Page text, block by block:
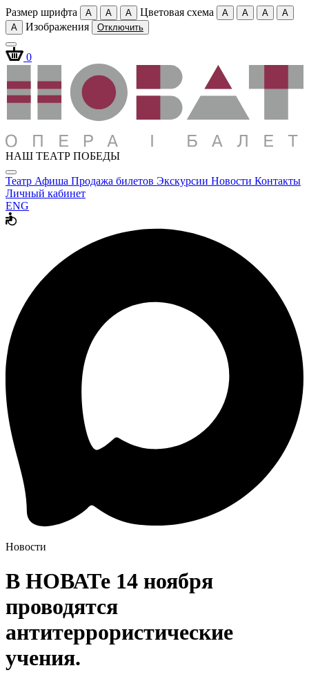
Размер шрифта A A A Цветовая схема A A A
A
A
Изображения Отключить
0
НАШ ТЕАТР ПОБЕДЫ
Театр Афиша Продажа билетов Экскурсии Новости Контакты
Личный кабинет
ENG
Новости
В НОВАТе 14 ноября
проводятся
антитеррористические
учения.